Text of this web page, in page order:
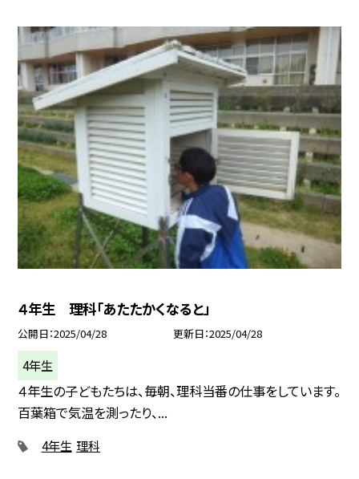
４年生 理科「あたたかくなると」
公開日 2025/04/28 更新日 2025/04/28
4年生
４年生の子どもたちは、毎朝、理科当番の仕事をしています。
百葉箱で気温を測ったり、...
4年生 理科